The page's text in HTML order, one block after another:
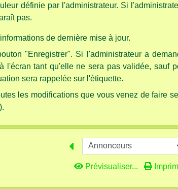
définie par l'administrateur. Si
pas.
de dernière mise à jour.
"Enregistrer". Si l'administrateur a
l'écran tant qu'elle ne sera pas validée, sauf
sera rappelée sur l'étiquette.
les modifications que vous venez de faire
Prévisualiser...